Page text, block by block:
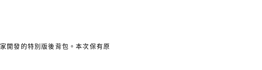
開發的特別版後背包。本次保有原